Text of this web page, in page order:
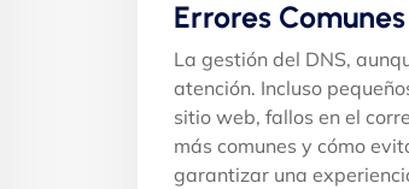
Errores
La gestión del DNS,
atención. Incluso
sitio web, fallos en el
más comunes y cómo
garantizar una